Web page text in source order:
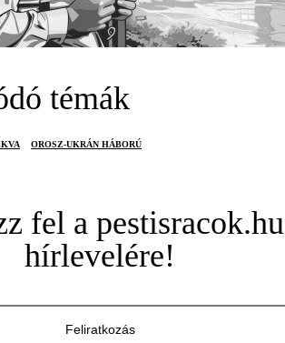
témák
OROSZ-UKRÁN HÁBORÚ
fel a pestisracok.hu
hírlevelére!
Feliratkozás